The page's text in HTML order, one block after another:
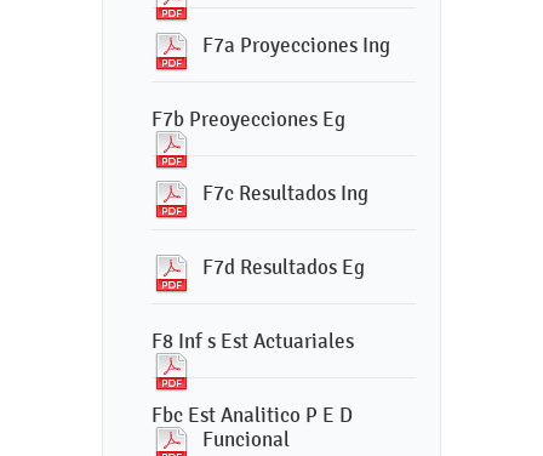
F7a Proyecciones Ing
F7b Preoyecciones Eg
F7c Resultados Ing
F7d Resultados Eg
F8 Inf s Est Actuariales
Fbc Est Analitico P E D
Funcional